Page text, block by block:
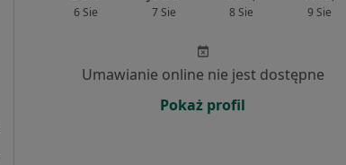
6 Sie 7 Sie 8 Sie 9 Sie
Umawianie online nie jest dostępne
Pokaż profil